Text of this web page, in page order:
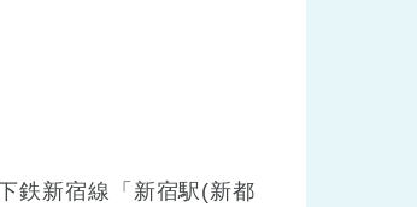
鉄新宿線「新宿駅(新都